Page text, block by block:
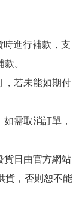
進行補款，支
。
，若未能如期付
需取消訂單，
貨日由官方網站
貨，否則恕不能